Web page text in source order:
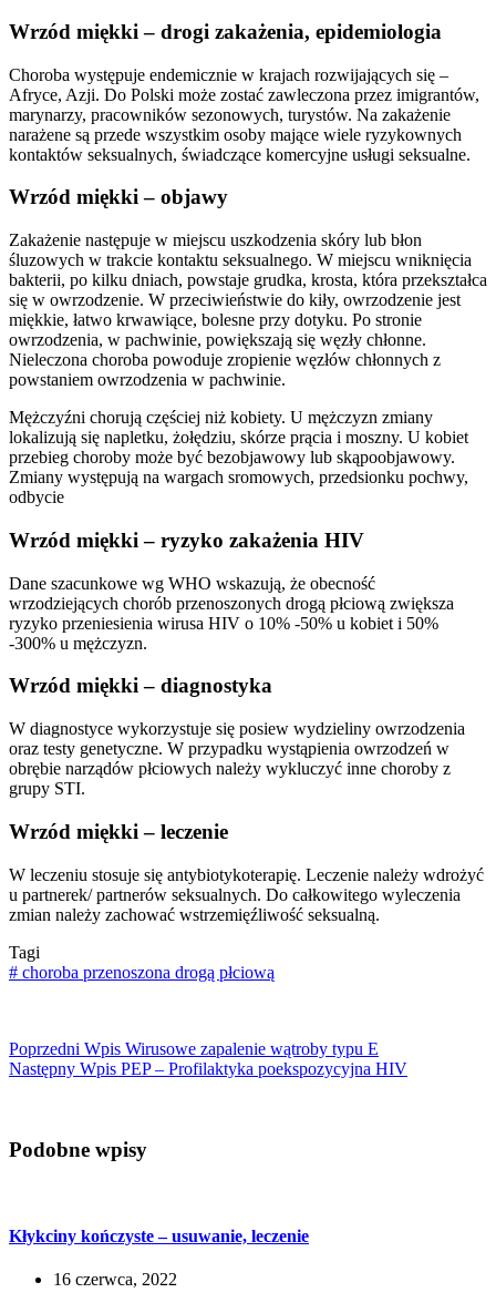
Wrzód miękki – drogi zakażenia, epidemiologia
Choroba występuje endemicznie w krajach rozwijających się –
Afryce, Azji. Do Polski może zostać zawleczona przez imigrantów,
marynarzy, pracowników sezonowych, turystów. Na zakażenie
narażene są przede wszystkim osoby mające wiele ryzykownych
kontaktów seksualnych, świadczące komercyjne usługi seksualne.
Wrzód miękki – objawy
Zakażenie następuje w miejscu uszkodzenia skóry lub błon
śluzowych w trakcie kontaktu seksualnego. W miejscu wniknięcia
bakterii, po kilku dniach, powstaje grudka, krosta, która przekształca
się w owrzodzenie. W przeciwieństwie do kiły, owrzodzenie jest
miękkie, łatwo krwawiące, bolesne przy dotyku. Po stronie
owrzodzenia, w pachwinie, powiększają się węzły chłonne.
Nieleczona choroba powoduje zropienie węzłów chłonnych z
powstaniem owrzodzenia w pachwinie.
Mężczyźni chorują częściej niż kobiety. U mężczyzn zmiany
lokalizują się napletku, żołędziu, skórze prącia i moszny. U kobiet
przebieg choroby może być bezobjawowy lub skąpoobjawowy.
Zmiany występują na wargach sromowych, przedsionku pochwy,
odbycie
Wrzód miękki – ryzyko zakażenia HIV
Dane szacunkowe wg WHO wskazują, że obecność
wrzodziejących chorób przenoszonych drogą płciową zwiększa
ryzyko przeniesienia wirusa HIV o 10% -50% u kobiet i 50%
-300% u mężczyzn.
Wrzód miękki – diagnostyka
W diagnostyce wykorzystuje się posiew wydzieliny owrzodzenia
oraz testy genetyczne. W przypadku wystąpienia owrzodzeń w
obrębie narządów płciowych należy wykluczyć inne choroby z
grupy STI.
Wrzód miękki – leczenie
W leczeniu stosuje się antybiotykoterapię. Leczenie należy wdrożyć
u partnerek/ partnerów seksualnych. Do całkowitego wyleczenia
zmian należy zachować wstrzemięźliwość seksualną.
Tagi
# choroba przenoszona drogą płciową
Poprzedni Wpis Wirusowe zapalenie wątroby typu E
Następny Wpis PEP – Profilaktyka poekspozycyjna HIV
Podobne wpisy
Kłykciny kończyste – usuwanie, leczenie
16 czerwca, 2022